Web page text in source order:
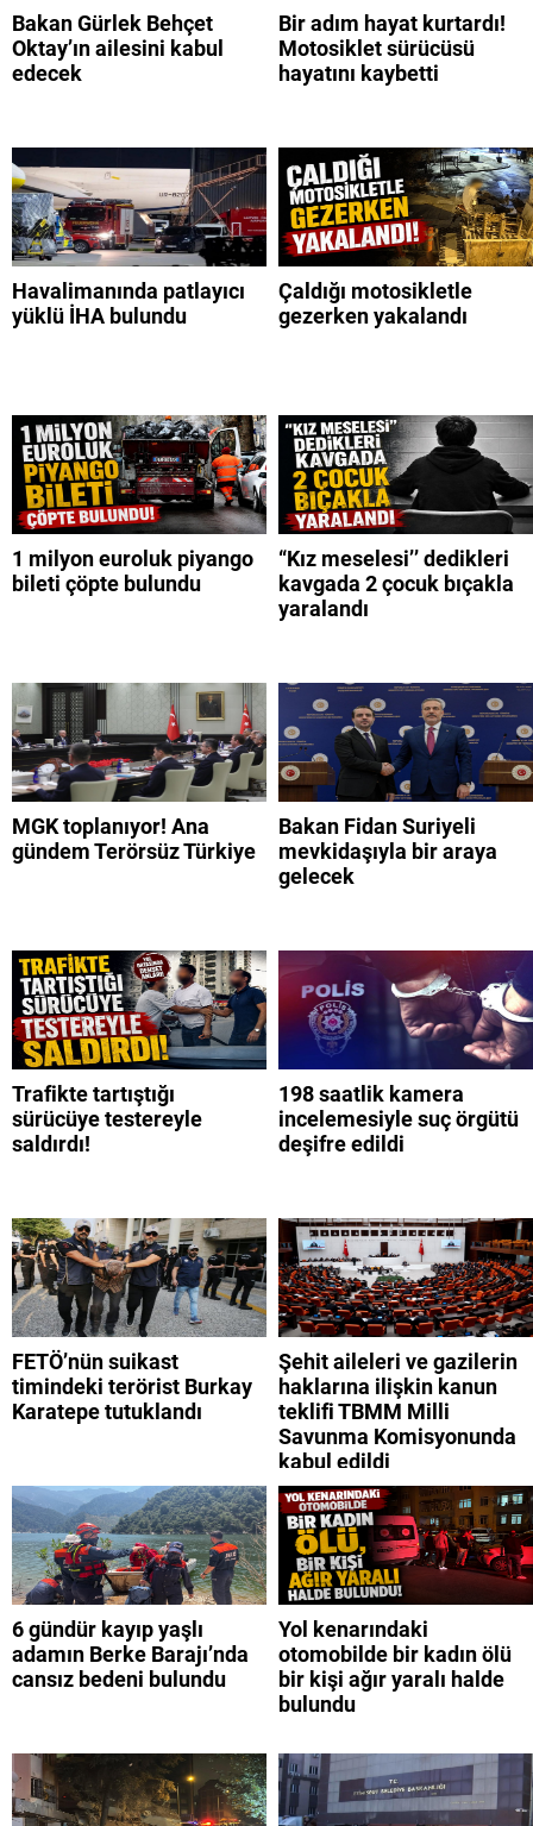
Bakan Gürlek Behçet
Oktay’ın ailesini kabul
edecek
Bir adım hayat kurtardı!
Motosiklet sürücüsü
hayatını kaybetti
Havalimanında patlayıcı
yüklü İHA bulundu
Çaldığı motosikletle
gezerken yakalandı
1 milyon euroluk piyango
bileti çöpte bulundu
“Kız meselesi’’ dedikleri
kavgada 2 çocuk bıçakla
yaralandı
MGK toplanıyor! Ana
gündem Terörsüz Türkiye
Bakan Fidan Suriyeli
mevkidaşıyla bir araya
gelecek
Trafikte tartıştığı
sürücüye testereyle
saldırdı!
198 saatlik kamera
incelemesiyle suç örgütü
deşifre edildi
FETÖ’nün suikast
timindeki terörist Burkay
Karatepe tutuklandı
Şehit aileleri ve gazilerin
haklarına ilişkin kanun
teklifi TBMM Milli
Savunma Komisyonunda
kabul edildi
6 gündür kayıp yaşlı
adamın Berke Barajı’nda
cansız bedeni bulundu
Yol kenarındaki
otomobilde bir kadın ölü
bir kişi ağır yaralı halde
bulundu